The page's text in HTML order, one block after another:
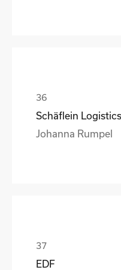
Schäflein
Johanna Rumpel
EDF